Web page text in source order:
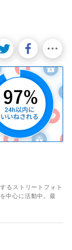
るストリートフォト
中心に活動中。最